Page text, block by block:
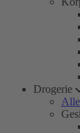
Drogerie